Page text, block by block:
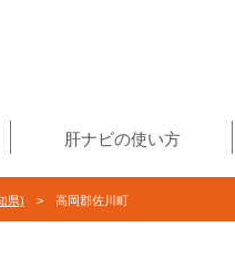
肝ナビの使い方
県) > 高岡郡佐川町